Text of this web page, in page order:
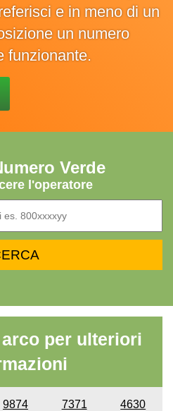
e in meno di un
un numero
funzionante.
Verde
l'operatore
per ulteriori
9874 7371 4630